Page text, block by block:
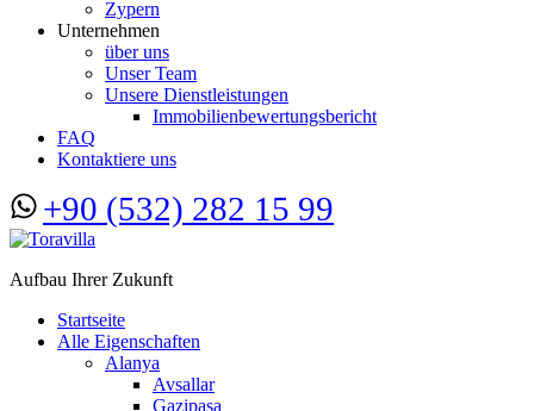
Zypern
Unternehmen
über uns
Unser Team
Unsere Dienstleistungen
Immobilienbewertungsbericht
FAQ
Kontaktiere uns
+90 (532) 282 15 99
Aufbau Ihrer Zukunft
Startseite
Alle Eigenschaften
Alanya
Avsallar
Gazipasa